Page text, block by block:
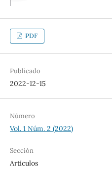
PDF
Publicado
2022-12-15
Número
Vol. 1 Núm. 2 (2022)
Sección
Artículos